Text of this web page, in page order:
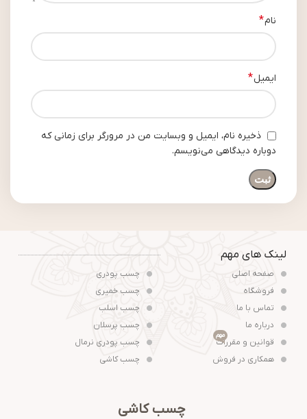
نام*
ایمیل*
ذخیره نام، ایمیل و وبسایت من در مرورگر برای زمانی که
دوباره دیدگاهی می‌نویسم.
لینک های مهم
صفحه اصلی
فروشگاه
تماس با ما
درباره ما
قوانین و مقررات
مهم
همکاری در فروش
چسب پودری
چسب خمیری
چسب اسلب
چسب پرسلان
چسب پودری نرمال
چسب کاشی
چسب کاشی